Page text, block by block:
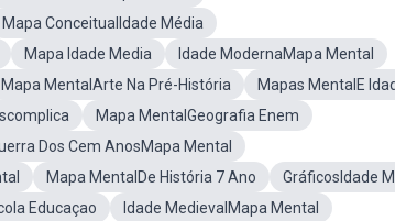
Mapa ConceitualIdade Média
Mapa Idade Media
Idade ModernaMapa Mental
Mapa MentalArte Na Pré-História
Mapas MentalE
Mapa MentalGeografia Enem
Dos Cem AnosMapa Mental
Mapa MentalDe História 7 Ano
GráficosIdade
Educaçao
Idade MedievalMapa Mental